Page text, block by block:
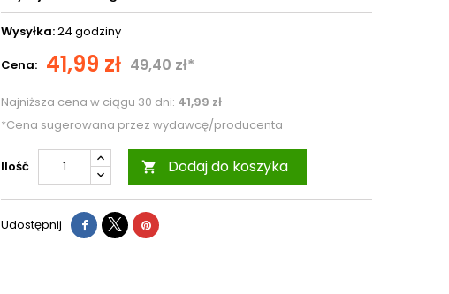
Wysyłka:24 godziny
Cena: 41,99 zł 49,40 zł*
Najniższa cena w ciągu 30 dni: 41,99 zł
*Cena sugerowana przez wydawcę/producenta
Ilość  Dodaj do koszyka
Udostępnij